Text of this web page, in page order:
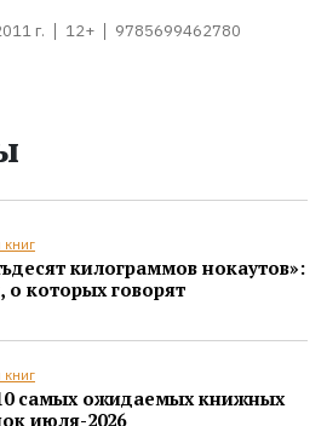
г. 12+ 9785699462780
книг
килограммов нокаутов»:
о которых говорят
книг
самых ожидаемых книжных
июля-2026